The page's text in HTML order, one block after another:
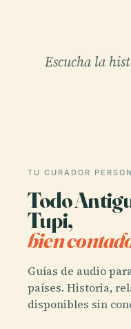
Escucha la
TU CURADOR
Todo
Tupi,
bien
Guías de audio
países. Historia,
disponibles sin